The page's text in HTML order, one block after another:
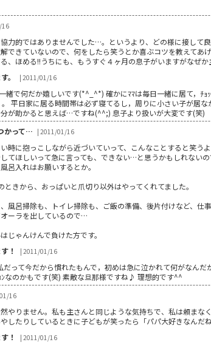
16
力的ではありませんでした…。というより、どの様に接し
できていないので、何をしたら笑うとか喜ぶコツを教えて
、ほめる!!うちにも、もうすぐ４ヶ月の息子がいますがな
。
| 2011/01/16
緒で何だか嬉しいです(*^_^*) 確かにﾏﾏは毎日一緒に居て，ﾁ
平日家に居る時間帯は必ず寝てるし，周りに小さい子が居
が助かると思えば…ですね(^^;) 息子より扱いが大変です(笑)
かって…
| 2011/01/16
時に抱っこしながら近づいていって、こんなことすると笑う
てほしいって急に言っても、できない…と思うかもしれないの
呂入れはお願いするとか。
ときから、おっぱいと爪切り以外はやってくれてました。
風呂掃除も、トイレ掃除も、ご飯の準備、後片付けなど、仕
ーラを出しているので…
じゃんけんで負けた方です。
！
| 2011/01/16
だって今だから慣れたもんで，初めは急に泣かれて何がなん
なのかもです(笑) 素敵な旦那様ですね♪ 理想的です^^
16
やりません。私も主さんと同じような気持ちで、私は頼まな
したりしているときに子どもが笑ったら「パパ大好きなんだ
！
| 2011/01/16